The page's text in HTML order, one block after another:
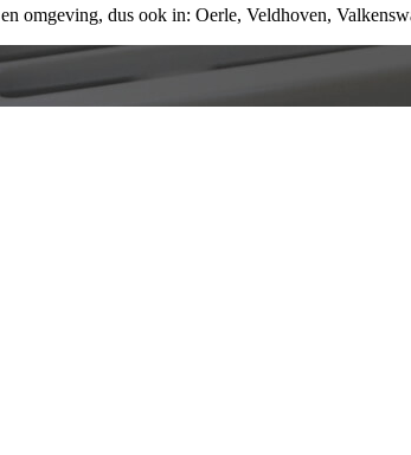
en omgeving, dus ook in: Oerle, Veldhoven,